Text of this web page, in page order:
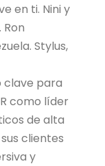
en ti. Nini y
Stylus,
clave para
como líder
de alta
clientes
y